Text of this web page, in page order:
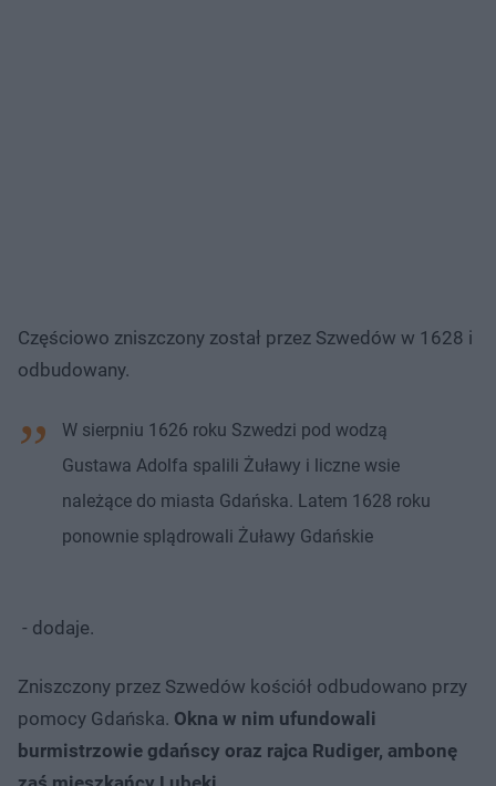
Częściowo zniszczony został przez Szwedów w 1628 i
odbudowany.
W sierpniu 1626 roku Szwedzi pod wodzą
Gustawa Adolfa spalili Żuławy i liczne wsie
należące do miasta Gdańska. Latem 1628 roku
ponownie splądrowali Żuławy Gdańskie
- dodaje.
Zniszczony przez Szwedów kościół odbudowano przy
pomocy Gdańska. Okna w nim ufundowali
burmistrzowie gdańscy oraz rajca Rudiger, ambonę